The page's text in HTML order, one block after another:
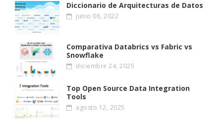
Diccionario de Arquitecturas de Datos
junio 06, 2022
Comparativa Databrics vs Fabric vs
Snowflake
diciembre 24, 2025
Top Open Source Data Integration
Tools
agosto 12, 2025